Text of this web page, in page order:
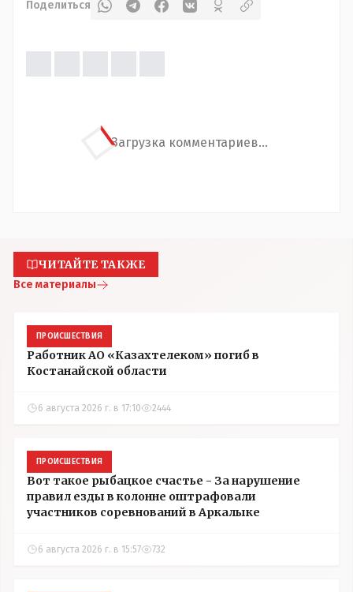
Поделиться
Загрузка комментариев...
ЧИТАЙТЕ ТАКЖЕ
Все материалы
ПРОИСШЕСТВИЯ
Работник АО «Казахтелеком» погиб в
Костанайской области
6 августа 2026 г. в 17:10 2444
ПРОИСШЕСТВИЯ
Вот такое рыбацкое счастье - За нарушение
правил езды в колонне оштрафовали
участников соревнований в Аркалыке
6 августа 2026 г. в 15:57 732